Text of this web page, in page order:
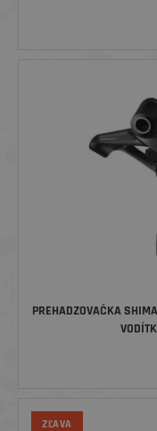
PREHADZOVAČKA
ZĽAVA